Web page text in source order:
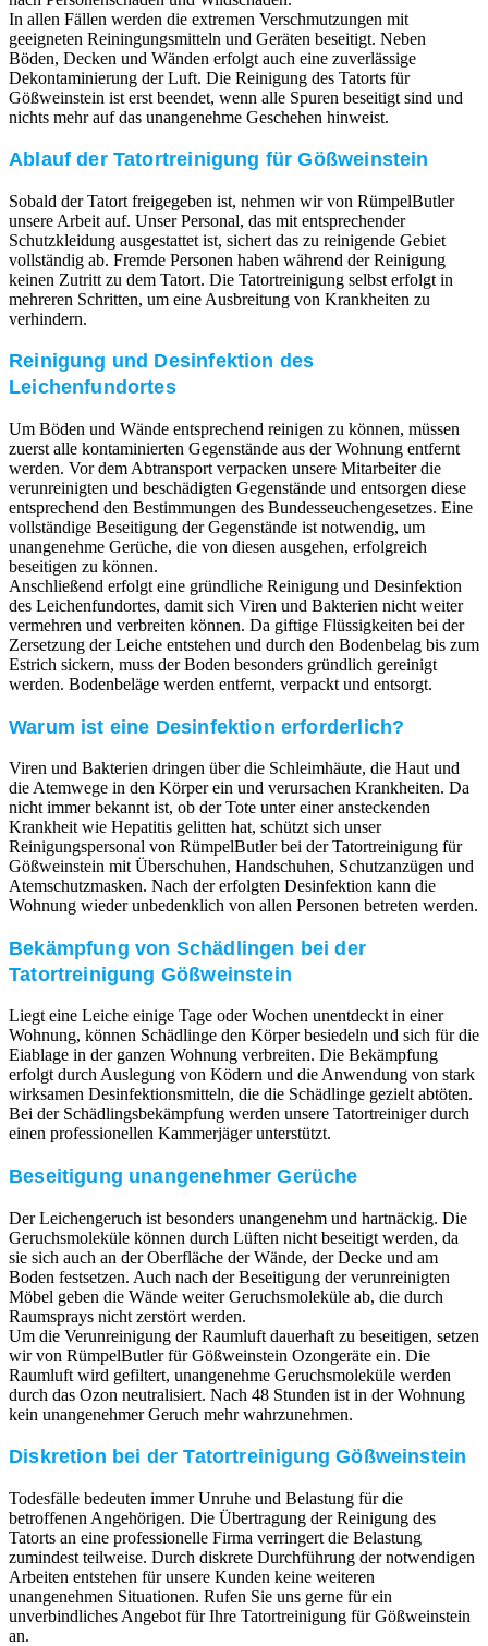
In allen Fällen werden die extremen Verschmutzungen mit
geeigneten Reiningungsmitteln und Geräten beseitigt. Neben
Böden, Decken und Wänden erfolgt auch eine zuverlässige
Dekontaminierung der Luft. Die Reinigung des Tatorts für
Gößweinstein ist erst beendet, wenn alle Spuren beseitigt sind und
nichts mehr auf das unangenehme Geschehen hinweist.
Ablauf der Tatortreinigung für Gößweinstein
Sobald der Tatort freigegeben ist, nehmen wir von RümpelButler
unsere Arbeit auf. Unser Personal, das mit entsprechender
Schutzkleidung ausgestattet ist, sichert das zu reinigende Gebiet
vollständig ab. Fremde Personen haben während der Reinigung
keinen Zutritt zu dem Tatort. Die Tatortreinigung selbst erfolgt in
mehreren Schritten, um eine Ausbreitung von Krankheiten zu
verhindern.
Reinigung und Desinfektion des
Leichenfundortes
Um Böden und Wände entsprechend reinigen zu können, müssen
zuerst alle kontaminierten Gegenstände aus der Wohnung entfernt
werden. Vor dem Abtransport verpacken unsere Mitarbeiter die
verunreinigten und beschädigten Gegenstände und entsorgen diese
entsprechend den Bestimmungen des Bundesseuchengesetzes. Eine
vollständige Beseitigung der Gegenstände ist notwendig, um
unangenehme Gerüche, die von diesen ausgehen, erfolgreich
beseitigen zu können.
Anschließend erfolgt eine gründliche Reinigung und Desinfektion
des Leichenfundortes, damit sich Viren und Bakterien nicht weiter
vermehren und verbreiten können. Da giftige Flüssigkeiten bei der
Zersetzung der Leiche entstehen und durch den Bodenbelag bis zum
Estrich sickern, muss der Boden besonders gründlich gereinigt
werden. Bodenbeläge werden entfernt, verpackt und entsorgt.
Warum ist eine Desinfektion erforderlich?
Viren und Bakterien dringen über die Schleimhäute, die Haut und
die Atemwege in den Körper ein und verursachen Krankheiten. Da
nicht immer bekannt ist, ob der Tote unter einer ansteckenden
Krankheit wie Hepatitis gelitten hat, schützt sich unser
Reinigungspersonal von RümpelButler bei der Tatortreinigung für
Gößweinstein mit Überschuhen, Handschuhen, Schutzanzügen und
Atemschutzmasken. Nach der erfolgten Desinfektion kann die
Wohnung wieder unbedenklich von allen Personen betreten werden.
Bekämpfung von Schädlingen bei der
Tatortreinigung Gößweinstein
Liegt eine Leiche einige Tage oder Wochen unentdeckt in einer
Wohnung, können Schädlinge den Körper besiedeln und sich für die
Eiablage in der ganzen Wohnung verbreiten. Die Bekämpfung
erfolgt durch Auslegung von Ködern und die Anwendung von stark
wirksamen Desinfektionsmitteln, die die Schädlinge gezielt abtöten.
Bei der Schädlingsbekämpfung werden unsere Tatortreiniger durch
einen professionellen Kammerjäger unterstützt.
Beseitigung unangenehmer Gerüche
Der Leichengeruch ist besonders unangenehm und hartnäckig. Die
Geruchsmoleküle können durch Lüften nicht beseitigt werden, da
sie sich auch an der Oberfläche der Wände, der Decke und am
Boden festsetzen. Auch nach der Beseitigung der verunreinigten
Möbel geben die Wände weiter Geruchsmoleküle ab, die durch
Raumsprays nicht zerstört werden.
Um die Verunreinigung der Raumluft dauerhaft zu beseitigen, setzen
wir von RümpelButler für Gößweinstein Ozongeräte ein. Die
Raumluft wird gefiltert, unangenehme Geruchsmoleküle werden
durch das Ozon neutralisiert. Nach 48 Stunden ist in der Wohnung
kein unangenehmer Geruch mehr wahrzunehmen.
Diskretion bei der Tatortreinigung Gößweinstein
Todesfälle bedeuten immer Unruhe und Belastung für die
betroffenen Angehörigen. Die Übertragung der Reinigung des
Tatorts an eine professionelle Firma verringert die Belastung
zumindest teilweise. Durch diskrete Durchführung der notwendigen
Arbeiten entstehen für unsere Kunden keine weiteren
unangenehmen Situationen. Rufen Sie uns gerne für ein
unverbindliches Angebot für Ihre Tatortreinigung für Gößweinstein
an.